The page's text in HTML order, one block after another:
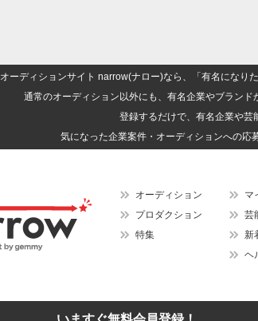
オーディションサイト narrow(ナロー)なら、「有名になり
通常のオーディション以外にも、有名企業やブラン
登録するだけで、有名企業や芸
気になった企業案件・オーディションへの応
オーディション
プロダクション
特集
マ
芸
新
ヘ